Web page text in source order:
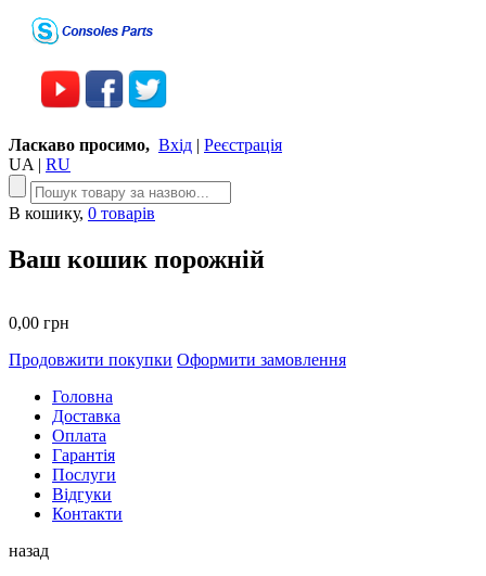
Ласкаво просимо, Вхід | Реєстрація
UA | RU
В кошику, 0 товарів
Ваш кошик порожній
0,00 грн
Продовжити покупки Оформити замовлення
Головна
Доставка
Оплата
Гарантія
Послуги
Відгуки
Контакти
назад